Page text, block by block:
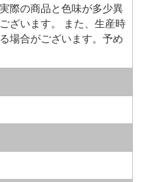
際の商品と色味が多少異
ざいます。 また、生産時
場合がございます。予め